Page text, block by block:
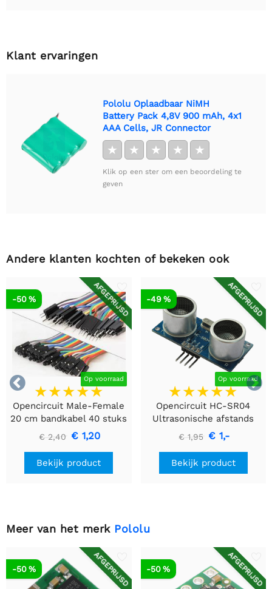
Klant ervaringen
Pololu Oplaadbaar NiMH
Battery Pack 4,8V 900 mAh, 4x1
AAA Cells, JR Connector
★ ★ ★ ★ ★
Klik op een ster om een beoordeling te
geven
Andere klanten kochten of bekeken ook


AFGEPRIJSD
Op voorraad
-50 %
Opencircuit Male-Female
20 cm bandkabel 40 stuks
€ 2,40 € 1,20
Bekijk product
AFGEPRIJSD
Op voorraad
-49 %
Opencircuit HC-SR04
Ultrasonische afstands
detectie module
€ 1,95 € 1,-
Bekijk product
Meer van het merk Pololu
AFGEPRIJSD
-50 % AFGEPRIJSD
-50 %